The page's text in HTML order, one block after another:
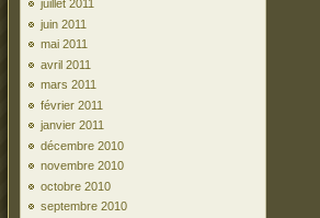
juillet 2011
juin 2011
mai 2011
avril 2011
mars 2011
février 2011
janvier 2011
décembre 2010
novembre 2010
octobre 2010
septembre 2010